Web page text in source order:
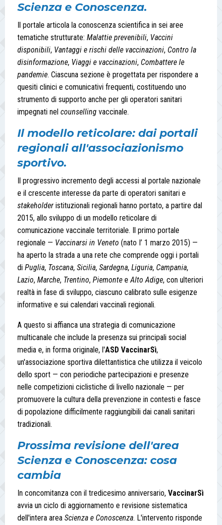
Scienza e Conoscenza.
Il portale articola la conoscenza scientifica in sei aree
tematiche strutturate: Malattie prevenibili, Vaccini
disponibili, Vantaggi e rischi delle vaccinazioni, Contro la
disinformazione, Viaggi e vaccinazioni, Combattere le
pandemie. Ciascuna sezione è progettata per rispondere a
quesiti clinici e comunicativi frequenti, costituendo uno
strumento di supporto anche per gli operatori sanitari
impegnati nel counselling vaccinale.
Il modello reticolare: dai portali
regionali all'associazionismo
sportivo.
Il progressivo incremento degli accessi al portale nazionale
e il crescente interesse da parte di operatori sanitari e
stakeholder istituzionali regionali hanno portato, a partire dal
2015, allo sviluppo di un modello reticolare di
comunicazione vaccinale territoriale. Il primo portale
regionale — Vaccinarsi in Veneto (nato I’ 1 marzo 2015) —
ha aperto la strada a una rete che comprende oggi i portali
di Puglia, Toscana, Sicilia, Sardegna, Liguria, Campania,
Lazio, Marche, Trentino, Piemonte eAlto Adige, con ulteriori
realtà in fase di sviluppo, ciascuno calibrato sulle esigenze
informative e sui calendari vaccinali regionali.
A questo si affianca una strategia di comunicazione
multicanale che include la presenza sui principali social
media e, in forma originale, l'ASD VaccinarSì,
un'associazione sportiva dilettantistica che utilizza il veicolo
dello sport — con periodiche partecipazioni e presenze
nelle competizioni ciclistiche di livello nazionale — per
promuovere la cultura della prevenzione in contesti e fasce
di popolazione difficilmente raggiungibili dai canali sanitari
tradizionali.
Prossima revisione dell'area
Scienza e Conoscenza: cosa
cambia
In concomitanza con il tredicesimo anniversario, VaccinarSì
avvia un ciclo di aggiornamento e revisione sistematica
dell'intera area Scienza e Conoscenza. L'intervento risponde